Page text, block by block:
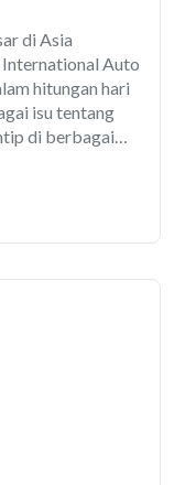
di Asia
Auto
hitungan hari
isu tentang
di berbagai
melebihi
karena